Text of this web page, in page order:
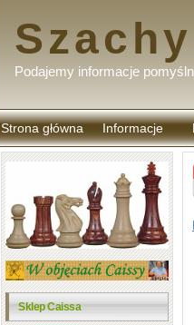
Podajemy informacje
Strona główna Informacje
Sklep Caissa